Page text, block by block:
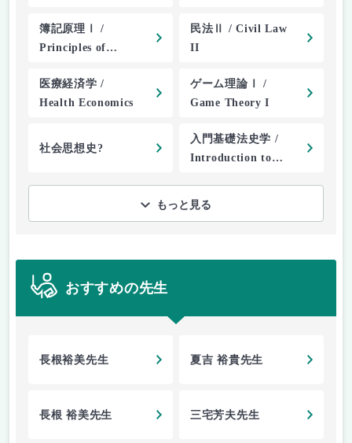
簿記原理Ⅰ /
Principles of
民法Ⅱ / Civil Law
II
医療経済学 /
Health Economics
ゲーム理論Ⅰ /
Game Theory I
社会思想史?
入門基礎法史学 /
Introduction to
もっと見る
おすすめの先生
長根裕美先生 夏吉 裕貴先生
長根 裕美先生 三宅芳夫先生